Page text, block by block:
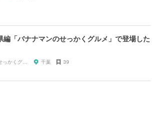
編「バナナマンのせっかくグルメ」で登場した
千葉 39